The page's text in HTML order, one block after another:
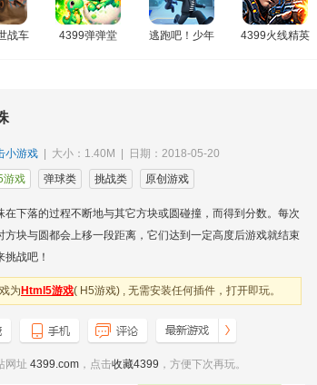
战车 4399弹弹堂 逃跑吧！少年 4399火线精英
小游戏 | 大小：1.40M | 日期：2018-05-20
游戏 弹球类 挑战类 原创游戏
在下落的过程不断地与其它方块或圆碰撞，而得到分数。每次
方块与圆都会上移一段距离，它们达到一定高度后游戏就结束
挑战吧！
为 Html5游戏( H5游戏) , 无需安装任何插件，打开即玩。
网址 4399.com ，点击收藏4399 ，方便下次再玩。